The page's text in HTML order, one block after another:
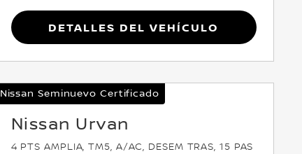
Detalles del vehículo
Nissan Seminuevo Certificado
Nissan Urvan
4 PTS AMPLIA, TM5, A/AC, DESEM TRAS, 15 PAS